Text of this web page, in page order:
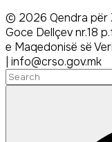
© 2026 Qendra për
Goce Dellçev nr.18
e Maqedonisë së
| info@crso.gov.mk